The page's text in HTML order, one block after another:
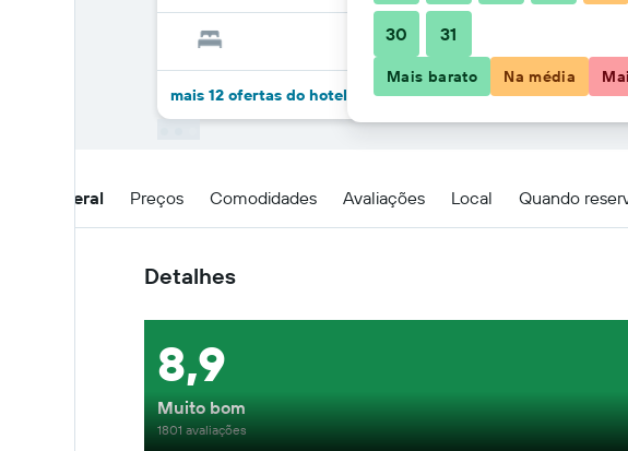
mais 12 ofertas do hotel Hotel Solar de Maria
Visão geral Preços Comodidades Avaliações Local Quando
Detalhes
8,9
Muito bom
1801 avaliações
30 31
Mais barato Na média